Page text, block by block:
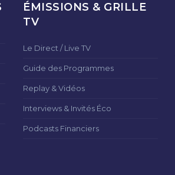
ÉMISSIONS & GRILLE
TV
Le Direct / Live TV
Guide des Programmes
Replay & Vidéos
Interviews & Invités Éco
Podcasts Financiers